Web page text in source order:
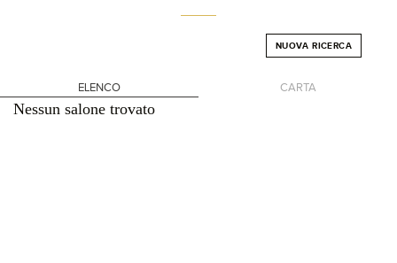
NUOVA RICERCA
ELENCO CARTA
Nessun salone trovato